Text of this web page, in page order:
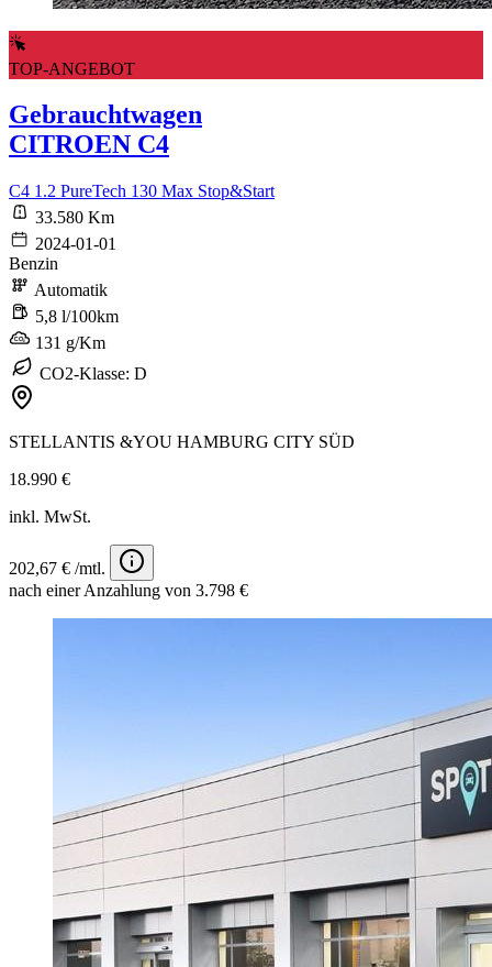
TOP-ANGEBOT
Gebrauchtwagen
CITROEN C4
C4 1.2 PureTech 130 Max Stop&Start
33.580 Km
2024-01-01
Benzin
Automatik
5,8 l/100km
131 g/Km
CO2-Klasse: D
STELLANTIS &YOU HAMBURG CITY SÜD
18.990 €
inkl. MwSt.
202,67 € /mtl.
nach einer Anzahlung von 3.798 €